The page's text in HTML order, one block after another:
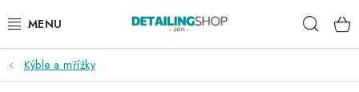
na
AKCE
Kýble a mřížky